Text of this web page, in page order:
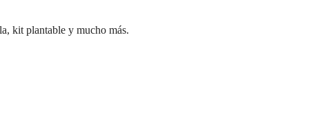
kit plantable y mucho más.